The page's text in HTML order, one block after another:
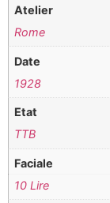
Atelier
Rome
Date
1928
Etat
TTB
Faciale
10 Lire